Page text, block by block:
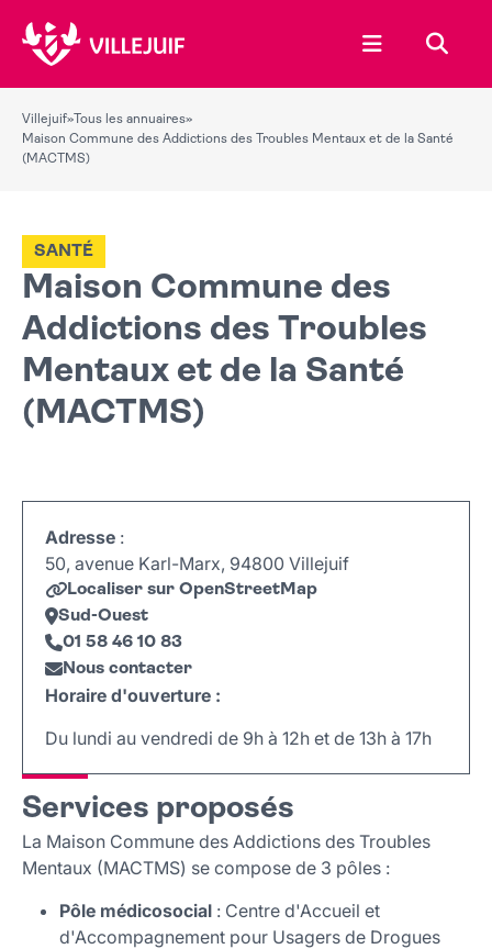
Ouvrir le
Villejuif» Tous les annuaires»
Maison Commune des Addictions des Troubles Mentaux et de la Santé
(MACTMS)
Maison Commune des
Addictions des Troubles
Mentaux et de la Santé
(MACTMS)
SANTÉ
Adresse :
50, avenue Karl-Marx, 94800 Villejuif
Localiser sur OpenStreetMap
Sud-Ouest
01 58 46 10 83
Nous contacter
Horaire d'ouverture :
Du lundi au vendredi de 9h à 12h et de 13h à 17h
+
−
Leaflet| ©OpenStreetMap
Services proposés
La Maison Commune des Addictions des Troubles
Mentaux (MACTMS) se compose de 3 pôles :
Pôle médicosocial : Centre d'Accueil et
d'Accompagnement pour Usagers de Drogues